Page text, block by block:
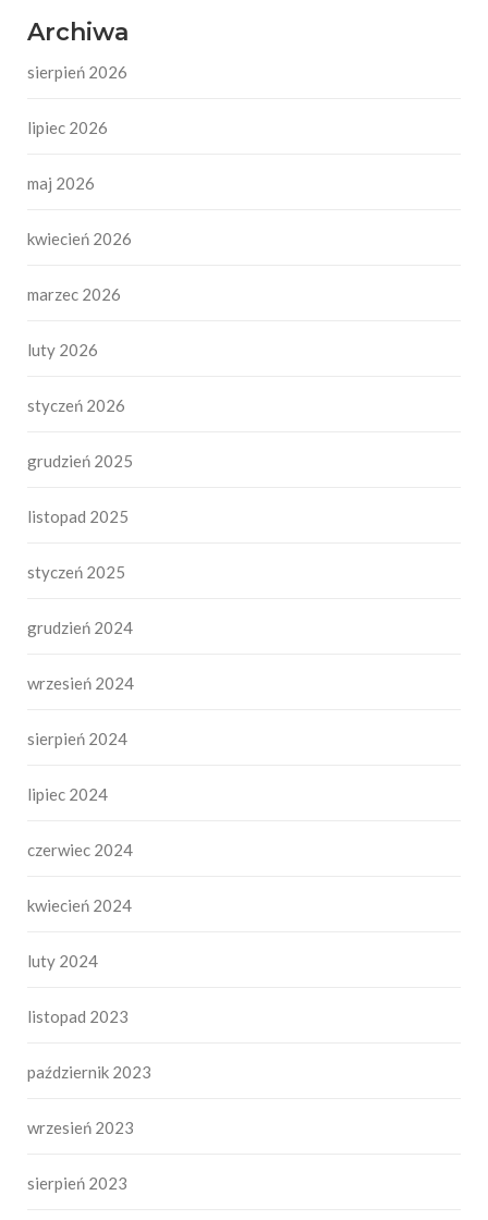
Archiwa
sierpień 2026
lipiec 2026
maj 2026
kwiecień 2026
marzec 2026
luty 2026
styczeń 2026
grudzień 2025
listopad 2025
styczeń 2025
grudzień 2024
wrzesień 2024
sierpień 2024
lipiec 2024
czerwiec 2024
kwiecień 2024
luty 2024
listopad 2023
październik 2023
wrzesień 2023
sierpień 2023